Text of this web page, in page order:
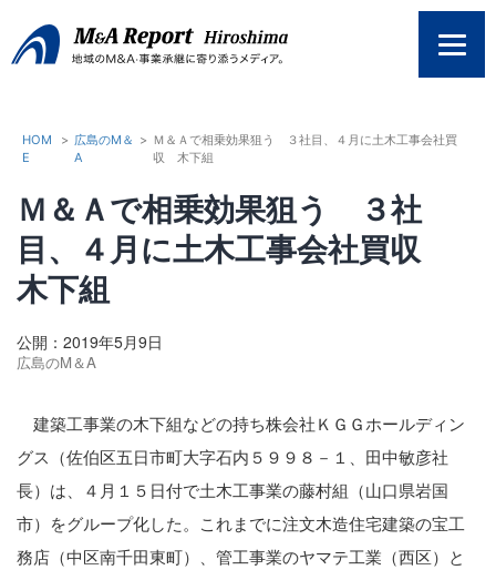
ン
HOM
E
> 広島のM＆
A
> Ｍ＆Ａで相乗効果狙う ３社目、４月に土木工事会社買
収 木下組
Ｍ＆Ａで相乗効果狙う ３社
目、４月に土木工事会社買収
木下組
公開：2019年5月9日
広島のM＆A
建築工事業の木下組などの持ち株会社ＫＧＧホールディン
グス（佐伯区五日市町大字石内５９９８－１、田中敏彦社
長）は、４月１５日付で土木工事業の藤村組（山口県岩国
市）をグループ化した。これまでに注文木造住宅建築の宝工
務店（中区南千田東町）、管工事業のヤマテ工業（西区）と